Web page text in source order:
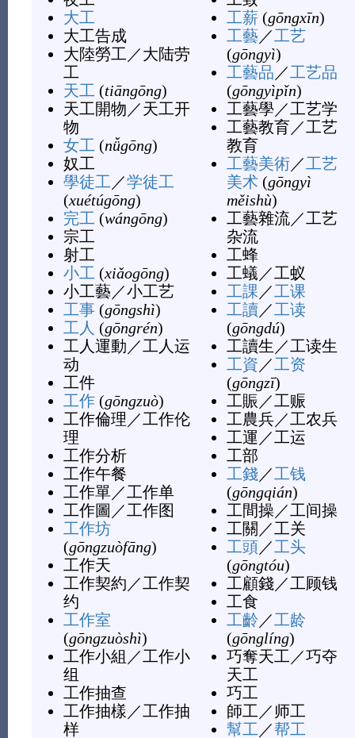
大工
大工告成
大陸勞工 ／大陆劳
工
天工 (tiāngōng)
天工開物 ／天工开
物
女工 (nǚgōng)
奴工
學徒工 ／学徒工
(xuétúgōng)
完工 (wángōng)
宗工
射工
小工 (xiǎogōng)
小工藝 ／小工艺
工事(gōngshì)
工人 (gōngrén)
工人運動 ／工人运
动
工件
工作(gōngzuò)
工作倫理 ／工作伦
理
工作分析
工作午餐
工作單 ／工作单
工作圖 ／工作图
工作坊
(gōngzuòfāng)
工作天
工作契約 ／工作契
约
工作室
(gōngzuòshì)
工作小組 ／工作小
组
工作抽查
工作抽樣 ／工作抽
样
工薪(gōngxīn)
工藝 ／工艺
(gōngyì)
工藝品 ／工艺品
(gōngyìpǐn)
工藝學 ／工艺学
工藝教育／工艺
教育
工藝美術／工艺
美术(gōngyì
měishù)
工藝雜流／工艺
杂流
工蜂
工蟻 ／工蚁
工課 ／工课
工讀／工读
(gōngdú)
工讀生 ／工读生
工資 ／工资
(gōngzī)
工賑 ／工赈
工農兵／工农兵
工運 ／工运
工部
工錢／工钱
(gōngqián)
工間操 ／工间操
工關 ／工关
工頭／工头
(gōngtóu)
工顧錢／工顾钱
工食
工齡 ／工龄
(gōnglíng)
巧奪天工 ／巧夺
天工
巧工
師工 ／ 师工
幫工 ／帮工